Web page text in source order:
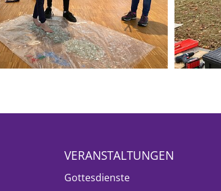
VERANSTALTUNGEN
Gottesdienste